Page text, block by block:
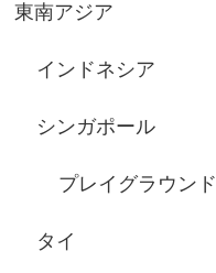
東南アジア
インドネシア
シンガポール
プレイグラウンド
タイ